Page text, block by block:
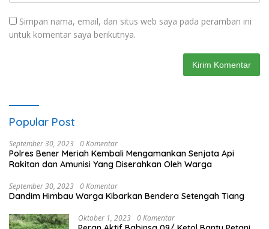
Simpan nama, email, dan situs web saya pada peramban ini
untuk komentar saya berikutnya.
Popular Post
September 30, 2023 0 Komentar
Polres Bener Meriah Kembali Mengamankan Senjata Api
Rakitan dan Amunisi Yang Diserahkan Oleh Warga
September 30, 2023 0 Komentar
Dandim Himbau Warga Kibarkan Bendera Setengah Tiang
Oktober 1, 2023 0 Komentar